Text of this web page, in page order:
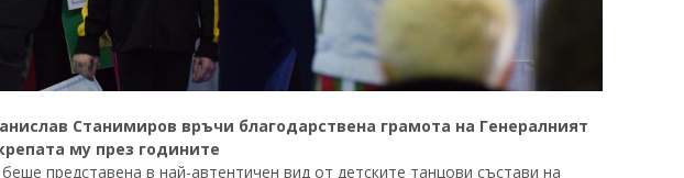
Станимиров връчи благодарствена грамота на Генералният
му през годините
представена в най-автентичен вид от детските танцови състави на